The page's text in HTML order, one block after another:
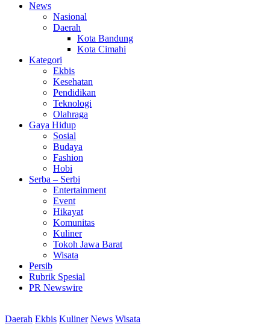
News
Nasional
Daerah
Kota Bandung
Kota Cimahi
Kategori
Ekbis
Kesehatan
Pendidikan
Teknologi
Olahraga
Gaya Hidup
Sosial
Budaya
Fashion
Hobi
Serba – Serbi
Entertainment
Event
Hikayat
Komunitas
Kuliner
Tokoh Jawa Barat
Wisata
Persib
Rubrik Spesial
PR Newswire
Daerah Ekbis Kuliner News Wisata